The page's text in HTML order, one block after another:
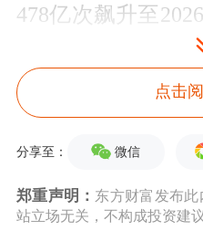
478亿次飙升至
单峰吞吐量突破万
的735万元增长至
月完成7轮上市前
点击
分享至： 微信
郑重声明： 东方财富发布
站立场无关，不构成投资建